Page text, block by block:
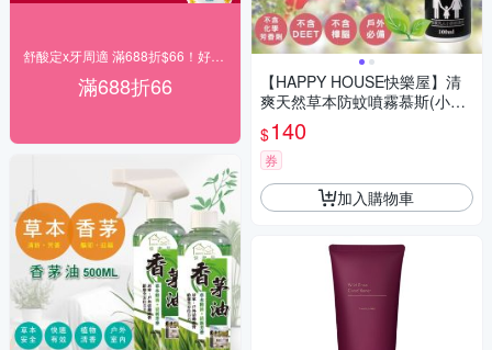
滿688折66
【HAPPY HOUSE快樂屋】清
爽天然草本防蚊噴霧慕斯(小黑
蚊配方)100ml-1入
$140
券
加入購物車